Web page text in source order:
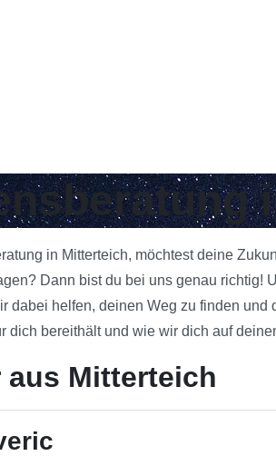
in Mitterteich, möchtest deine
Dann bist du bei uns genau richtig!
dabei helfen, deinen Weg zu finden
dich bereithält und wie wir dich auf
aus Mitterteich